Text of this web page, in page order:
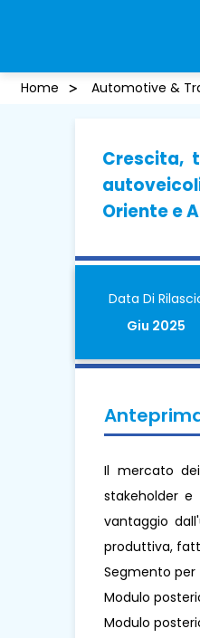
Home Automotive &
Crescita,
Oriente e
Data Di
Giu 2025
Il mercato
stakeholder
vantaggio
produttiva,
Segmento per
Modulo
Modulo